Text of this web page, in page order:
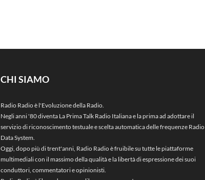
CHI SIAMO
Radio Radio è l'Evoluzione della Radio.
Negli anni '80 diventa La Prima Talk Radio Italiana e la prima ad adottare il
servizio di riconoscimento testuale e scelta automatica delle frequenze Radio
Data System.
Oggi, dopo più di trent'anni, Radio Radio è fruibile su tutte le piattaforme
multimediali con il massimo della qualità e la libertà di espressione dei suoi
conduttori, commentatori e opinionisti.